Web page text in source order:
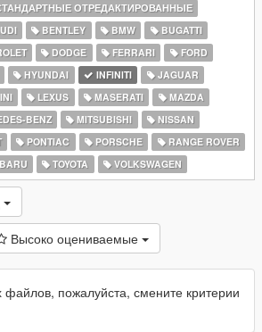
ОТРЕДАКТИРОВАННЫЕ
BENTLEY BMW
BUGATTI
DODGE FERRARI
FORD
HYUNDAI INFINITI
JAGUAR
LEXUS MASERATI
MAZDA
BENZ MITSUBISHI
NISSAN
PONTIAC PORSCHE
RANGE ROVER
TOYOTA VOLKSWAGEN
Высоко оцениваемые
файлов, пожалуйста, смените критерии